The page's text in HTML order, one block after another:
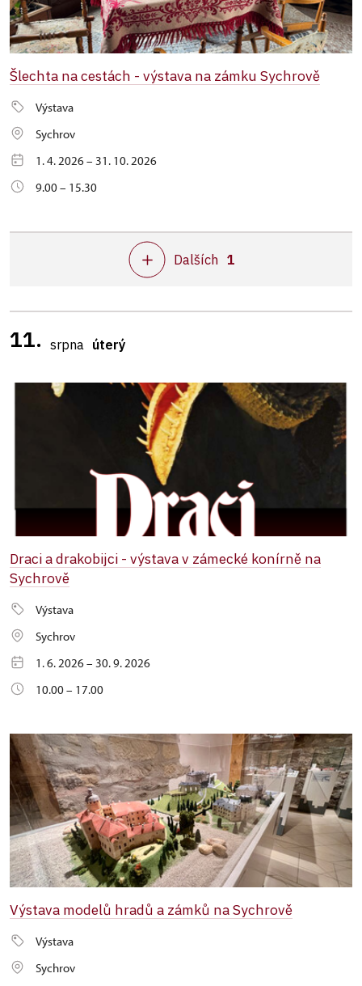
Šlechta na cestách - výstava na zámku Sychrově
Výstava
Sychrov
1. 4. 2026 – 31. 10. 2026
9.00 – 15.30
Dalších 1
11. srpna úterý
Draci a drakobijci - výstava v zámecké konírně na
Sychrově
Výstava
Sychrov
1. 6. 2026 – 30. 9. 2026
10.00 – 17.00
Výstava modelů hradů a zámků na Sychrově
Výstava
Sychrov